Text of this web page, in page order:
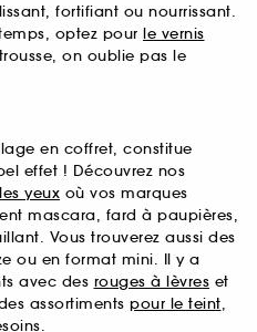
fortifiant ou nourrissant.
optez pour le vernis
on oublie pas le
en coffret, constitue
effet ! Découvrez nos
yeux où vos marques
mascara, fard à paupières,
Vous trouverez aussi des
ou en format mini. Il y a
avec des rouges à lèvres et
assortiments pour le teint,